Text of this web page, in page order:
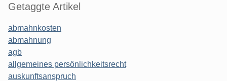
Getaggte Artikel
abmahnkosten
abmahnung
agb
allgemeines persönlichkeitsrecht
auskunftsanspruch